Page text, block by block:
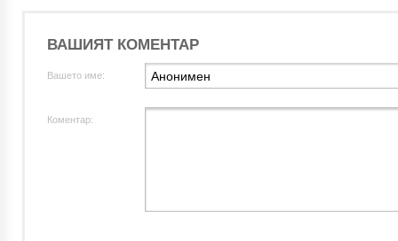
ВАШИЯТ КОМЕНТАР
Вашето име:
Коментар: